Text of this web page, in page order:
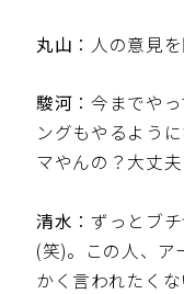
丸山 ：人の意見
駿河 ：今までや
ングもやるよう
マやんの？大丈
清水 ：ずっとブ
(笑)。この人、ア
かく言われたく